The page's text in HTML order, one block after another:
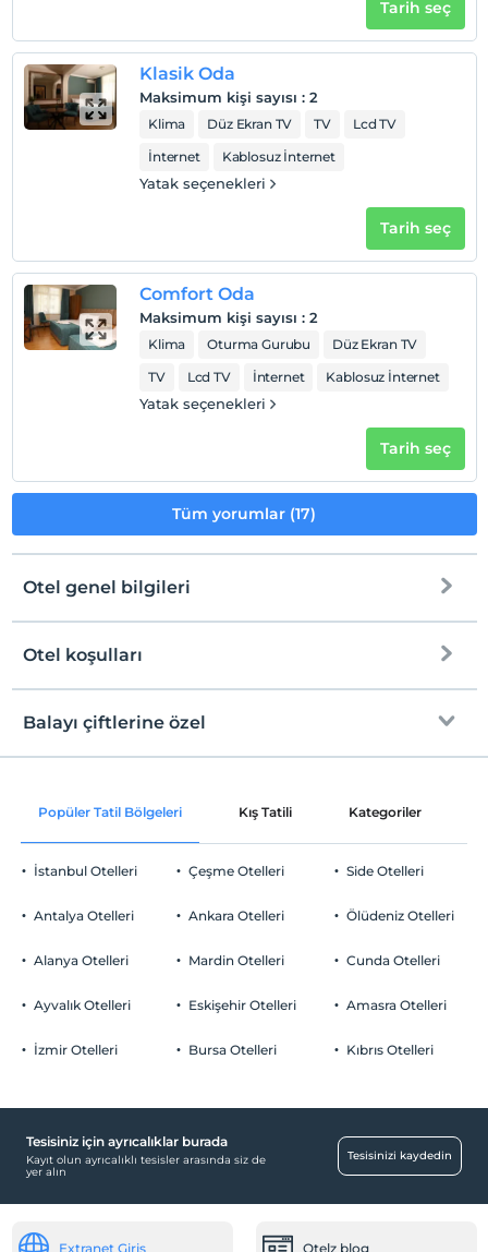
Tarih seç
Klasik Oda
Maksimum kişi sayısı : 2
Klima Düz Ekran TV TV
Lcd TV
İnternet
Kablosuz İnternet
Yatak seçenekleri
Tarih seç
Comfort Oda
Maksimum kişi sayısı : 2
Klima Oturma Gurubu
Düz Ekran TV
TV
Lcd TV İnternet Kablosuz İnternet
Yatak seçenekleri
Tarih seç
Tüm yorumlar (17)
Otel genel bilgileri
Ücretsiz Wi-fi
Otopark (Tesis bünyesinde)
Faks/fotokopi
Temizlik Hizmetleri
Otel koşulları
Check/in
En erken saat 14:00 ve sonrası
Check/out
Evcil Hayvan
Sigara
Çocuklar
Her bir oda için 6 yaşına kadar 1 çocuk ücretsizdir
Balayı çiftlerine özel
Oda süslemesi
Mum ışında akşam yemeği
Popüler Tatil Bölgeleri Kış Tatili Kategoriler
İstanbul Otelleri
Antalya Otelleri
Alanya Otelleri
Ayvalık Otelleri
İzmir Otelleri
Çeşme Otelleri
Ankara Otelleri
Mardin Otelleri
Eskişehir Otelleri
Bursa Otelleri
Side Otelleri
Ölüdeniz Otelleri
Cunda Otelleri
Amasra Otelleri
Kıbrıs Otelleri
Tesisiniz için ayrıcalıklar burada
Kayıt olun ayrıcalıklı tesisler arasında siz de
yer alın
Tesisinizi kaydedin
Extranet Giriş Otelz blog